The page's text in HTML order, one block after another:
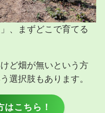
、まずどこで育てる
ど畑が無いという方
選択肢もあります。
はこちら！